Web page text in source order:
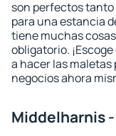
son perfectos
para una estancia
tiene muchas
obligatorio.
a hacer las maletas
negocios ahora
Middelharnis